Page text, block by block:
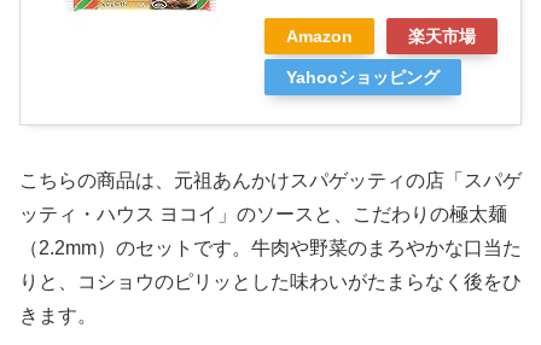
Amazon 楽天市場
Yahooショッピング
こちらの商品は、元祖あんかけスパゲッティの店「スパゲ
ッティ・ハウス ヨコイ」のソースと、こだわりの極太麺
（2.2mm）のセットです。牛肉や野菜のまろやかな口当た
りと、コショウのピリッとした味わいがたまらなく後をひ
きます。